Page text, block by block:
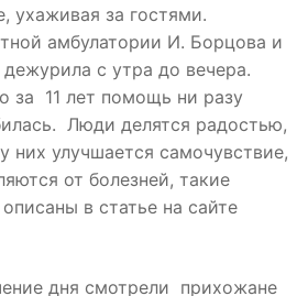
ухаживая за гостями.
амбулатории И. Борцова и
с утра до вечера.
за 11 лет помощь ни разу
Люди делятся радостью,
них улучшается самочувствие,
от болезней, такие
в статье на сайте
дня смотрели прихожане